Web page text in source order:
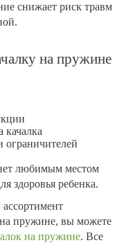
снижает риск травм
на пружине
качалка
любимым местом
здоровья ребенка.
пружине, вы можете
на пружине. Все